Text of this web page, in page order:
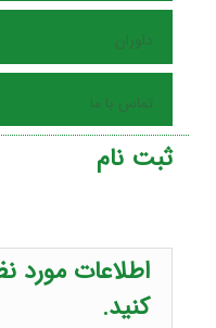
داوران
تماس با ما
ثبت نام
اطلاعات مورد
کنید.